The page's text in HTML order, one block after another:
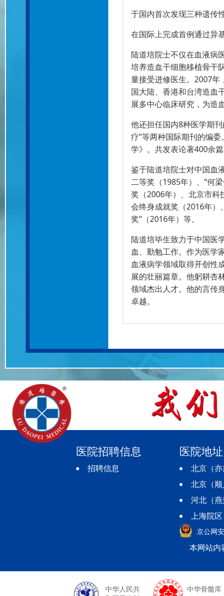
于国内首次发现三种遗传
在国际上完成首例通过异
陆道培院士不仅在血液病
培养造血干细胞移植骨干
量接受进修医生。2007年
国大陆、香港和台湾造血
展多中心临床研究，为造
他还担任国内8种医学期
疗”等两种国际期刊的编
学》。共发表论著400余
鉴于陆道培院士对中国血
二等奖（1985年）、“何
奖（2006年）、北京市科
会终身成就奖（2016年）
奖”（2016年）等。
陆道培毕生致力于中国医
血、勤勉工作。作为医学
血液病学领域取得开创性
展的壮丽篇章。他躬耕杏
领域杰出人才。他的言传
卓越。
医院招聘信息
招聘信息
医院地址
北京（
北京（
河北（
上海院
京公网
本网站内
中华人民共
中华骨髓库